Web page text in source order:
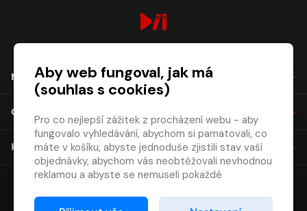
NÁKUP
O SPOLEČNOSTI
KONTAKT
Aby web fungoval, jak má
(souhlas s cookies)
Pro co nejlepší zážitek z procházení webu - aby
fungovalo vyhledávání, abychom si pamatovali, co
máte v košíku, abyste jednoduše zjistili stav vaší
objednávky, abychom vás neobtěžovali nevhodnou
reklamou a abyste se nemuseli pokaždé